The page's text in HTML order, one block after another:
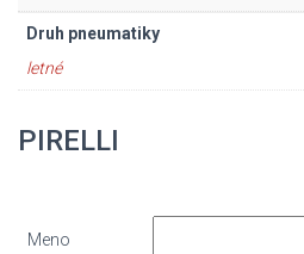
Druh pneumatiky
letné
PIRELLI
Meno